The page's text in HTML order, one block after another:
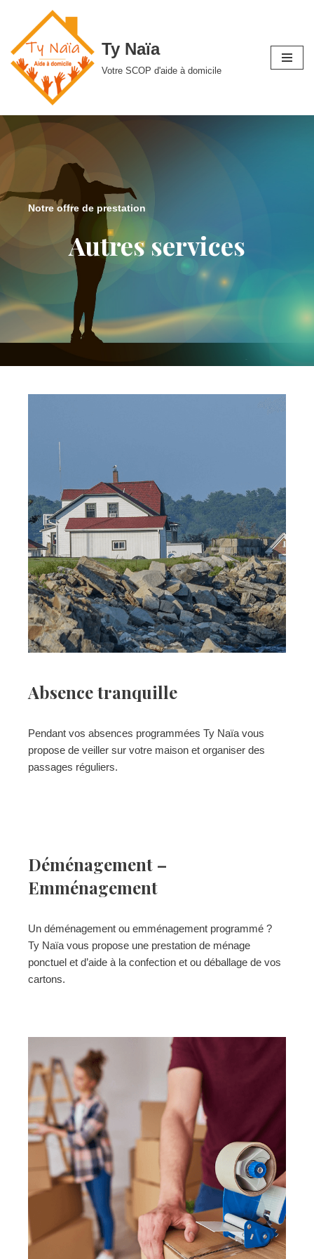
Aller
au
contenu
Ty Naïa
Votre SCOP d'aide à domicile
Notre offre de prestation
Autres services
Absence tranquille
Pendant vos absences programmées Ty Naïa vous
propose de veiller sur votre maison et organiser des
passages réguliers.
Déménagement –
Emménagement
Un déménagement ou emménagement programmé ?
Ty Naïa vous propose une prestation de ménage
ponctuel et d’aide à la confection et ou déballage de vos
cartons.